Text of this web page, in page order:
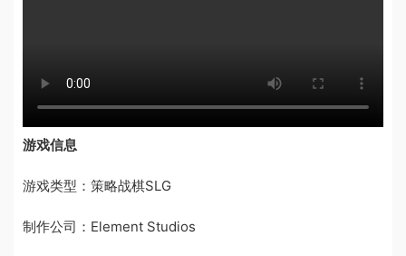
游戏信息
游戏类型：策略战棋SLG
制作公司：Element Studios